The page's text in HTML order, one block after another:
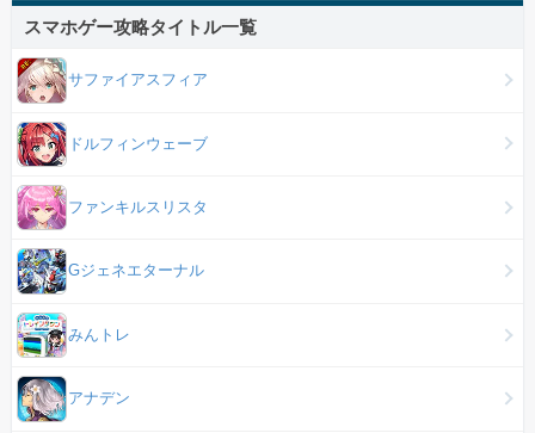
スマホゲー攻略タイトル一覧
サファイアスフィア
ドルフィンウェーブ
ファンキルスリスタ
Gジェネエターナル
みんトレ
アナデン